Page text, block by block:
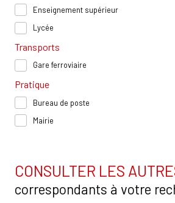
Enseignement supérieur
Lycée
Transports
Gare ferroviaire
Pratique
Bureau de poste
Mairie
CONSULTER LES
correspondants à votre